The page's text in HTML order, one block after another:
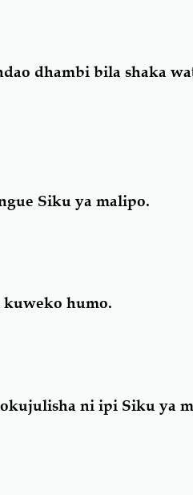
dhambi bila shaka
Siku ya malipo.
kuweko humo.
ni ipi Siku ya